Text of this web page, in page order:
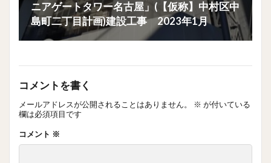
ニアゲートタワー名古屋」(【仮称】中村区中
島町二丁目計画)建設工事 2023年1月
コメントを書く
メールアドレスが公開されることはありません。 ※ が付いている
欄は必須項目です
コメント ※